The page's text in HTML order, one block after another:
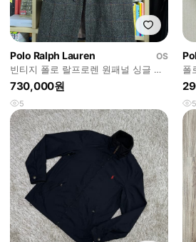
Polo Ralph Lauren
OS
빈티지 폴로 랄프로렌 원패널 싱글 래
글런 헤링본 트위드 발마칸 오버코트
730,000원
5
폴
필
5